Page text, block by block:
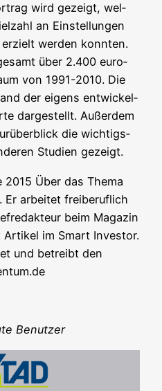
wird gezeigt, wel­
an Ein­stel­lun­gen
wer­den konn­ten.
über 2.400 euro­
von 1991-2010. Die
der eigens ent­wi­ckel­
dar­ge­stellt. Außer­dem
die wich­tigs­
Stu­di­en gezeigt.
2015 Über das The­ma
Er arbei­tet frei­be­ruf­lich
beim Maga­zin
Arti­kel im Smart Inves­tor.
und betreibt den
Benutzer